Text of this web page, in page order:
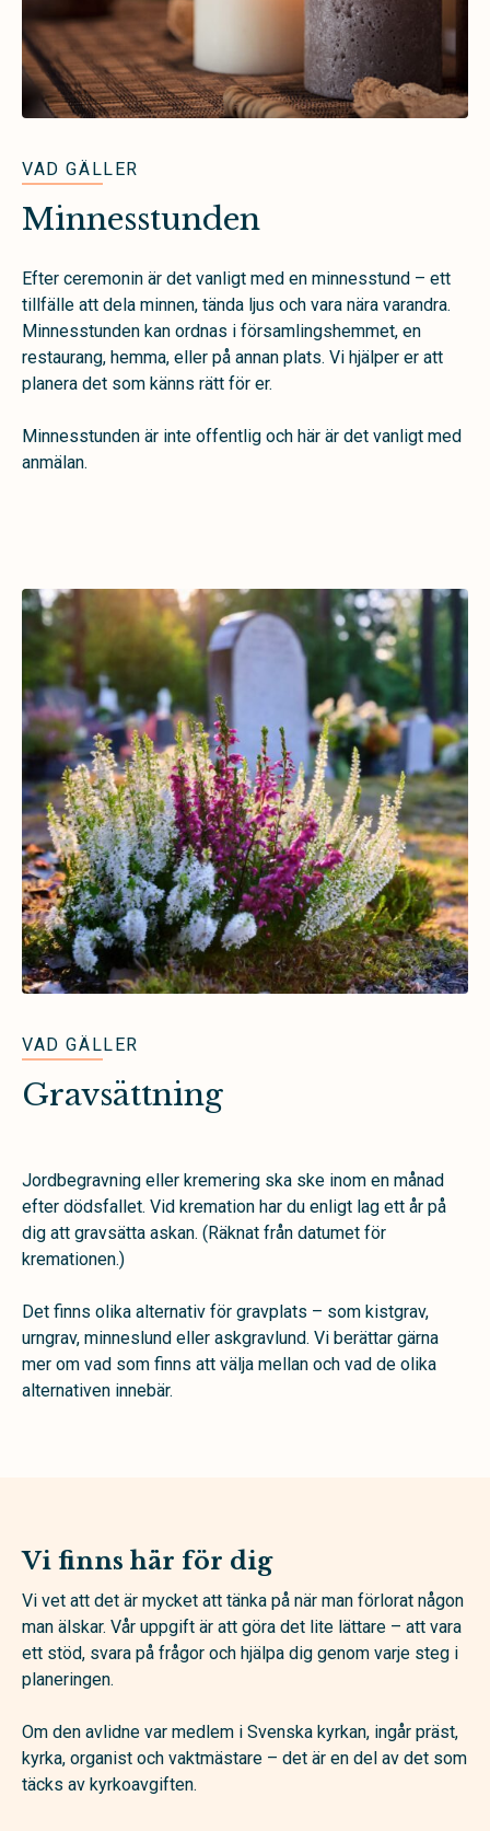
VAD GÄLLER
Minnesstunden
Efter ceremonin är det vanligt med en minnesstund – ett
tillfälle att dela minnen, tända ljus och vara nära varandra.
Minnesstunden kan ordnas i församlingshemmet, en
restaurang, hemma, eller på annan plats. Vi hjälper er att
planera det som känns rätt för er.
Minnesstunden är inte offentlig och här är det vanligt med
anmälan.
VAD GÄLLER
Gravsättning
Jordbegravning eller kremering ska ske inom en månad
efter dödsfallet. Vid kremation har du enligt lag ett år på
dig att gravsätta askan. (Räknat från datumet för
kremationen.)
Det finns olika alternativ för gravplats – som kistgrav,
urngrav, minneslund eller askgravlund. Vi berättar gärna
mer om vad som finns att välja mellan och vad de olika
alternativen innebär.
Vi finns här för dig
Vi vet att det är mycket att tänka på när man förlorat någon
man älskar. Vår uppgift är att göra det lite lättare – att vara
ett stöd, svara på frågor och hjälpa dig genom varje steg i
planeringen.
Om den avlidne var medlem i Svenska kyrkan, ingår präst,
kyrka, organist och vaktmästare – det är en del av det som
täcks av kyrkoavgiften.